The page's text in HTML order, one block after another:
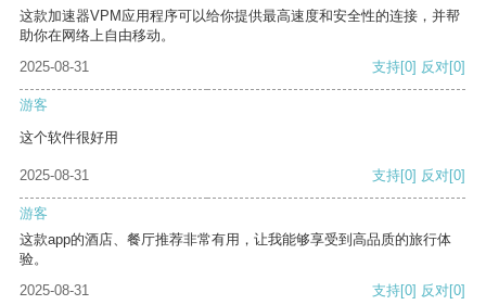
这款加速器VPM应用程序可以给你提供最高速度和安全性的连接，并帮
助你在网络上自由移动。
2025-08-31
支持[0] 反对[0]
游客
这个软件很好用
2025-08-31 支持[0] 反对[0]
游客
这款app的酒店、餐厅推荐非常有用，让我能够享受到高品质的旅行体
验。
2025-08-31
支持[0] 反对[0]